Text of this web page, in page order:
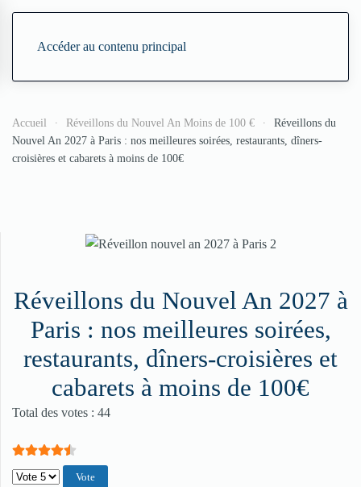
Accéder au contenu principal
Accueil Réveillons du Nouvel An Moins de 100 €
Réveillons du
Nouvel An 2027 à Paris : nos meilleures soirées, restaurants, dîners-
croisières et cabarets à moins de 100€
Réveillons du Nouvel An 2027 à
Paris : nos meilleures soirées,
restaurants, dîners-croisières et
cabarets à moins de 100€
Vote utilisateur: 4.5/
Total des votes : 44
Veuillez voter